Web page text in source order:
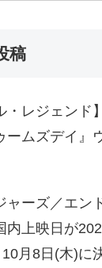
稿
・レジェンド
ームズデイ』
ャーズ／エン
内上映日が
月8日(木)に